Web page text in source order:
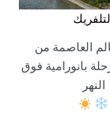
العاصمة من
بانورامية فوق
النهر